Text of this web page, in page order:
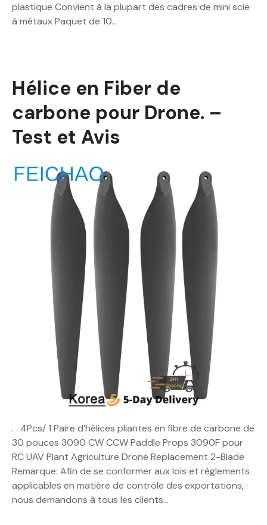
plastique Convient à la plupart des cadres de mini scie
à métaux Paquet de 10…
Hélice en Fiber de
carbone pour Drone. –
Test et Avis
. . 4Pcs/ 1 Paire d’hélices pliantes en fibre de carbone de
30 pouces 3090 CW CCW Paddle Props 3090F pour
RC UAV Plant Agriculture Drone Replacement 2-Blade
Remarque: Afin de se conformer aux lois et règlements
applicables en matière de contrôle des exportations,
nous demandons à tous les clients…